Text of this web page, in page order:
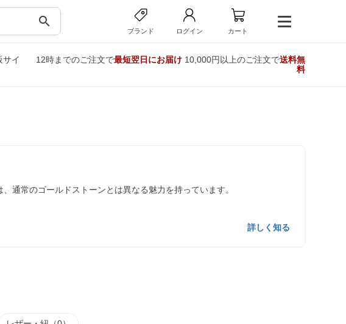
search
ブランド ログイン カート
サイ
12時までのご注文で最短翌日にお届け10,000円以上のご注文で送料無
料
通常のゴールドストーンとは異なる魅力を持っています。
詳しく知る